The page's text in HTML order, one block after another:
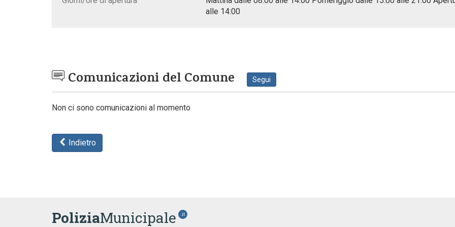
alle 14:00
Comunicazioni del Comune Segui
Non ci sono comunicazioni al momento
Indietro
PoliziaMunicipale .it